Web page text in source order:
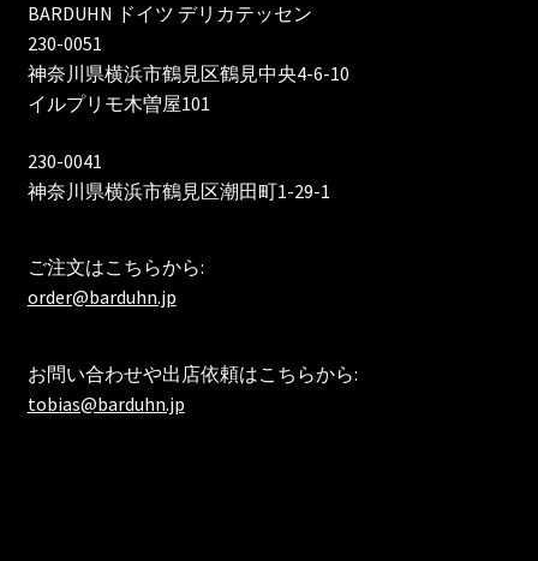
BARDUHN ドイツ デリカテッセン
230-0051
神奈川県横浜市鶴見区鶴見中央4-6-10
イルプリモ木曽屋101
230-0041
神奈川県横浜市鶴見区潮田町1-29-1
ご注文はこちらから:
order@barduhn.jp
お問い合わせや出店依頼はこちらから:
tobias@barduhn.jp